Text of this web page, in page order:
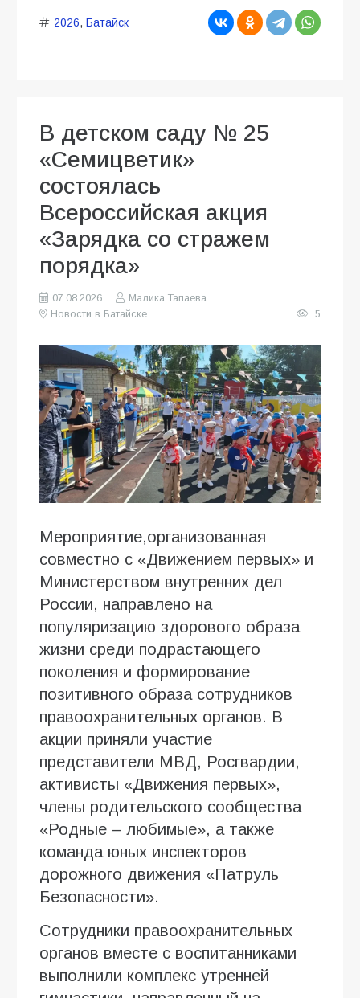
2026, Батайск
В детском саду № 25
«Семицветик»
состоялась
Всероссийская акция
«Зарядка со стражем
порядка»
07.08.2026
Малика Тапаева
Новости в Батайске
5
Мероприятие,организованная
совместно с «Движением первых» и
Министерством внутренних дел
России, направлено на
популяризацию здорового образа
жизни среди подрастающего
поколения и формирование
позитивного образа сотрудников
правоохранительных органов. В
акции приняли участие
представители МВД, Росгвардии,
активисты «Движения первых»,
члены родительского сообщества
«Родные – любимые», а также
команда юных инспекторов
дорожного движения «Патруль
Безопасности».
Сотрудники правоохранительных
органов вместе с воспитанниками
выполнили комплекс утренней